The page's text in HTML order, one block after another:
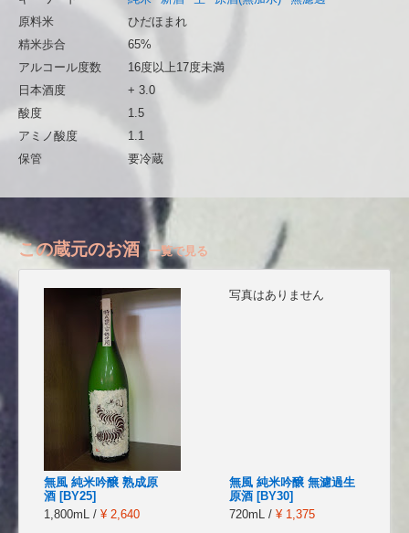
原料米
ひだほまれ
精米歩合
65%
アルコール度数
16度以上17度未満
日本酒度
+ 3.0
酸度
1.5
アミノ酸度
1.1
保管
要冷蔵
この蔵元のお酒 一覧で見る
無風 純米吟醸 熟成原
酒 [BY25]
1,800mL / ¥ 2,640
写真はありません
無風 純米吟醸 無濾過生
原酒 [BY30]
720mL / ¥ 1,375